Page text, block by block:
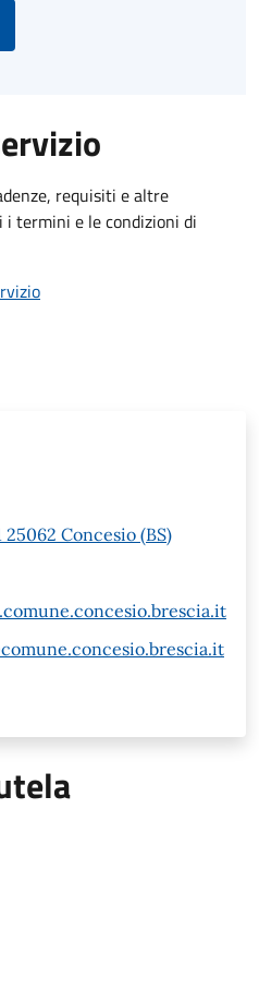
requisiti e altre
termini e le condizioni di
25062 Concesio (BS)